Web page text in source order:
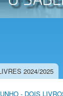
2024/2025
- DOIS